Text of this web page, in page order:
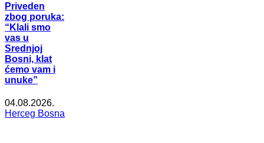
Priveden
zbog poruka:
“Klali smo
vas u
Srednjoj
Bosni, klat
ćemo vam i
unuke”
04.08.2026.
Herceg Bosna